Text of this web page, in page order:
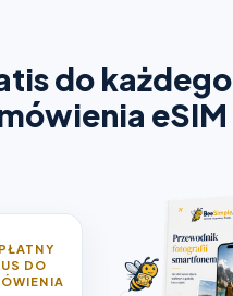
do każdego
eSIM
DO